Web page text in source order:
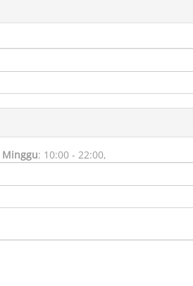
Minggu: 10:00 - 22:00,